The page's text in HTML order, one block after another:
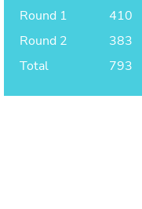
Round 1
410
Round 2
383
Total
793